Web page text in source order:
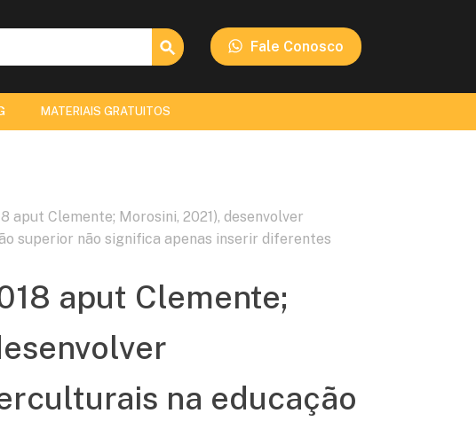
Search Button
Fale Conosco
MATERIAIS GRATUITOS
aput Clemente; Morosini, 2021), desenvolver
superior não significa apenas inserir diferentes
aput Clemente;
na educação